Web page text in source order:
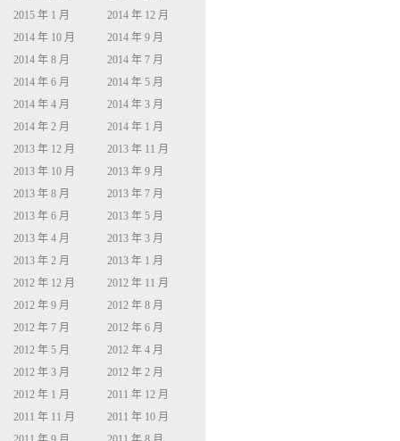
2015 年 1 月
2014 年 12 月
2014 年 10 月
2014 年 9 月
2014 年 8 月
2014 年 7 月
2014 年 6 月
2014 年 5 月
2014 年 4 月
2014 年 3 月
2014 年 2 月
2014 年 1 月
2013 年 12 月
2013 年 11 月
2013 年 10 月
2013 年 9 月
2013 年 8 月
2013 年 7 月
2013 年 6 月
2013 年 5 月
2013 年 4 月
2013 年 3 月
2013 年 2 月
2013 年 1 月
2012 年 12 月
2012 年 11 月
2012 年 9 月
2012 年 8 月
2012 年 7 月
2012 年 6 月
2012 年 5 月
2012 年 4 月
2012 年 3 月
2012 年 2 月
2012 年 1 月
2011 年 12 月
2011 年 11 月
2011 年 10 月